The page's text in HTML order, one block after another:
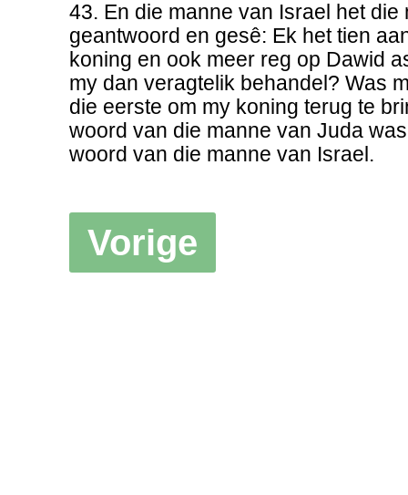
43. En die manne van Israel het die
geantwoord en gesê: Ek het tien
koning en ook meer reg op Dawid
my dan veragtelik behandel? Was
die eerste om my koning terug te
woord van die manne van Juda
woord van die manne van Israel.
Vorige